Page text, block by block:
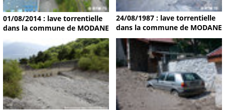
01/08/2014 : lave torrentielle
dans la commune de MODANE
24/08/1987 : lave torrentielle
dans la commune de MODANE